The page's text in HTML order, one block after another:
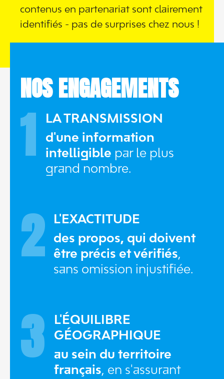
contenus en partenariat sont clairement
identifiés - pas de surprises chez nous !
NOS ENGAGEMENTS
1
LA TRANSMISSION
d'une information
intelligible par le plus
grand nombre.
2
L'EXACTITUDE
des propos, qui doivent
être précis et vérifiés,
sans omission injustifiée.
3
L'ÉQUILIBRE
GÉOGRAPHIQUE
au sein du territoire
français, en s'assurant